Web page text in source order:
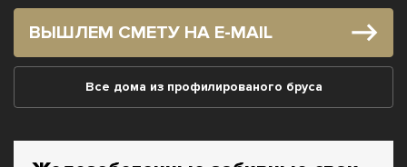
ВЫШЛЕМ СМЕТУ НА E-MAIL
Все дома из профилированого бруса